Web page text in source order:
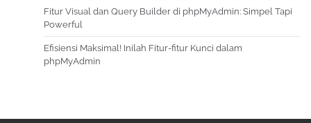
Fitur Visual dan Query Builder di phpMyAdmin: Simpel Tapi
Powerful
Efisiensi Maksimal! Inilah Fitur-fitur Kunci dalam
phpMyAdmin